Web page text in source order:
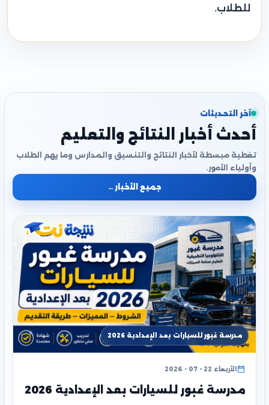
للطلاب.
آخر التحديثات
أحدث أخبار النتائج والتعليم
تغطية مبسطة لأخبار النتائج والتنسيق والمدارس وما يهم الطلاب
وأولياء الأمور.
جميع الأخبار ←
مدرسة غبور للسيارات بعد الإعدادية 2026
الأربعاء 22 - 07 - 2026
مدرسة غبور للسيارات بعد الإعدادية 2026